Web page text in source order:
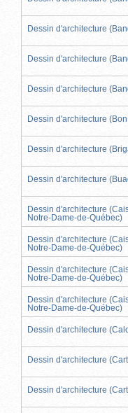
Dessin d'architecture
Dessin d'architecture
Dessin d'architecture
Dessin d'architecture
Dessin d'architecture
Dessin d'architecture
Dessin d'architecture
Notre-Dame-de-Québec)
Dessin d'architecture
Notre-Dame-de-Québec)
Dessin d'architecture
Notre-Dame-de-Québec)
Dessin d'architecture
Notre-Dame-de-Québec)
Dessin d'architecture
Dessin d'architecture
Dessin d'architecture